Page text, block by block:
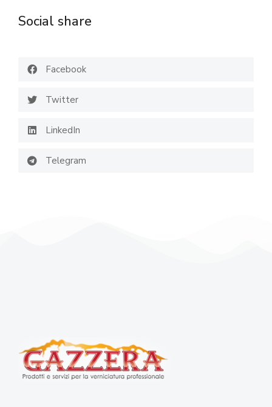
Social share
Facebook
Twitter
LinkedIn
Telegram